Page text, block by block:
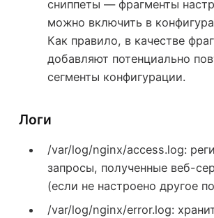
сниппеты — фрагменты
можно включить в
Как правило, в качестве
добавляют потенциально
сегменты конфигурации.
Логи
/var/log/nginx/access.log:
запросы, полученные веб-
(если не настроено другое
/var/log/nginx/error.log: